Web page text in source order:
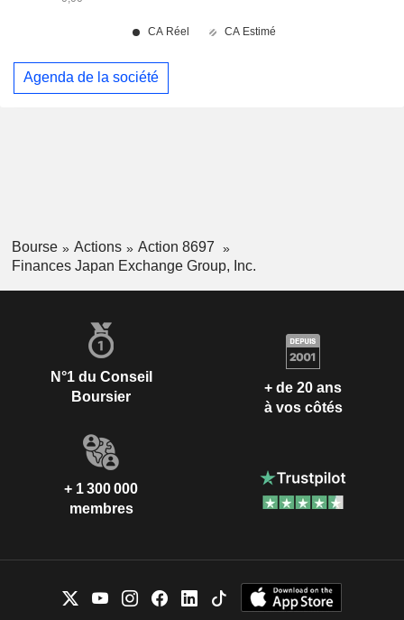
Agenda de la société
Bourse Actions
Action 8697
Finances Japan Exchange Group, Inc.
N°1 du Conseil
Boursier
+ de 20 ans
à vos côtés
+ 1 300 000
membres